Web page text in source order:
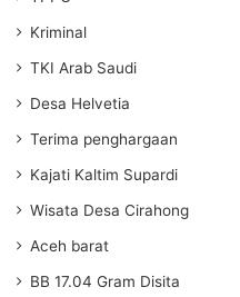
Kriminal
TKI Arab Saudi
Desa Helvetia
Terima penghargaan
Kajati Kaltim Supardi
Wisata Desa Cirahong
Aceh barat
BB 17.04 Gram Disita